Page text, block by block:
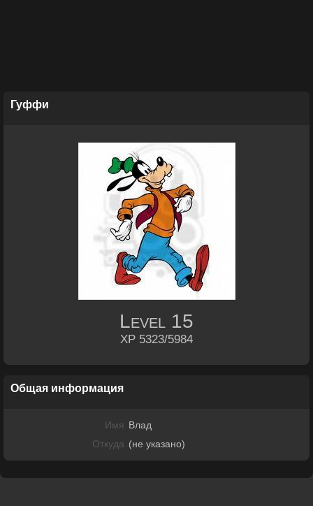
Гуффи
Level 15
XP 5323/5984
Общая информация
Имя Влад
Откуда (не указано)